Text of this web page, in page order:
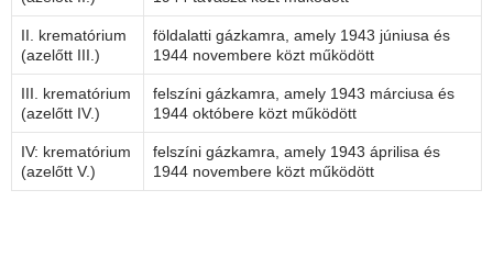
II. krematórium
(azelőtt III.)
földalatti gázkamra, amely 1943 júniusa és
1944 novembere közt működött
III. krematórium
(azelőtt IV.)
felszíni gázkamra, amely 1943 márciusa és
1944 októbere közt működött
IV: krematórium
(azelőtt V.)
felszíni gázkamra, amely 1943 áprilisa és
1944 novembere közt működött